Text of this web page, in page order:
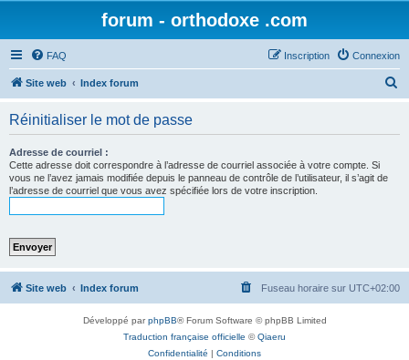
forum - orthodoxe .com
FAQ Connexion
Inscription
Site web Index forum
Réinitialiser le mot de passe
Adresse de courriel :
Cette adresse doit correspondre à l’adresse de courriel associée à votre compte. Si
vous ne l’avez jamais modifiée depuis le panneau de contrôle de l’utilisateur, il s’agit de
l’adresse de courriel que vous avez spécifiée lors de votre inscription.
Site web Index forum Fuseau horaire sur UTC+02:00
Développé parphpBB® Forum Software © phpBB Limited
Traduction française officielle ©Qiaeru
Confidentialité | Conditions